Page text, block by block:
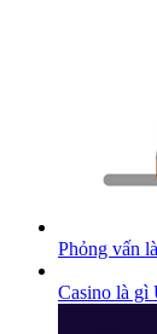
Phỏng vấn
Casino là gì